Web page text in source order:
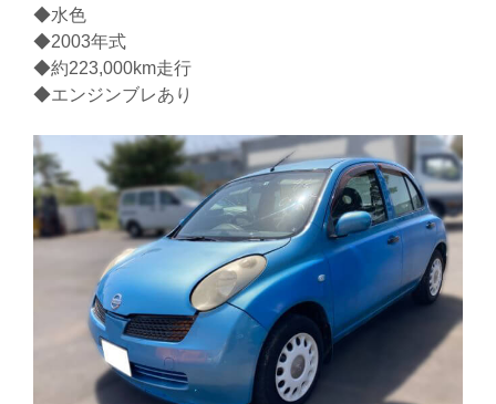
◆水色
◆2003年式
◆約223,000km走行
◆エンジンブレあり